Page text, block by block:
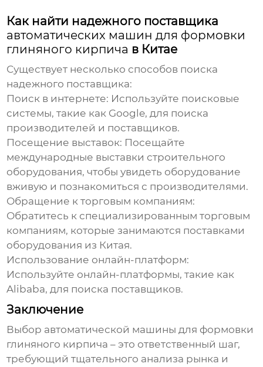
Как найти надежного поставщика
автоматических машин для формовки
глиняного кирпича в Китае
Существует несколько способов поиска
надежного поставщика:
Поиск в интернете: Используйте поисковые
системы, такие как Google, для поиска
производителей и поставщиков.
Посещение выставок: Посещайте
международные выставки строительного
оборудования, чтобы увидеть оборудование
вживую и познакомиться с производителями.
Обращение к торговым компаниям:
Обратитесь к специализированным торговым
компаниям, которые занимаются поставками
оборудования из Китая.
Использование онлайн-платформ:
Используйте онлайн-платформы, такие как
Alibaba, для поиска поставщиков.
Заключение
Выбор автоматической машины для формовки
глиняного кирпича – это ответственный шаг,
требующий тщательного анализа рынка и